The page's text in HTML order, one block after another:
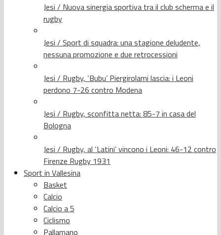
Jesi / Nuova sinergia sportiva tra il club scherma e il
rugby
Jesi / Sport di squadra: una stagione deludente,
nessuna promozione e due retrocessioni
Jesi / Rugby, ‘Bubu’ Piergirolami lascia: i Leoni
perdono 7-26 contro Modena
Jesi / Rugby, sconfitta netta: 85-7 in casa del
Bologna
Jesi / Rugby, al ‘Latini’ vincono i Leoni: 46-12 contro
Firenze Rugby 1931
Sport in Vallesina
Basket
Calcio
Calcio a 5
Ciclismo
Pallamano